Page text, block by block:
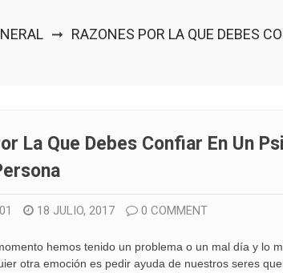
➞ RAZONES POR LA QUE DEBES
La Que Debes Confiar En Un
18 JULIO, 2017 0 COMMENT
hemos tenido un problema o un mal día y lo
otra emoción es pedir ayuda de nuestros seres